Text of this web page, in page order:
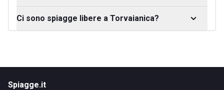
Ci sono spiagge libere a Torvaianica?
Spiagge.it